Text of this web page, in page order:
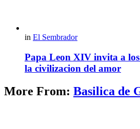
in El Sembrador
Papa Leon XIV invita a
la civilizacion del amor
More From: Basilica de